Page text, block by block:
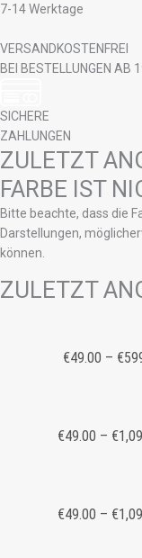
7-14 Werktage
VERSANDKOSTENFREI
BEI BESTELLUNGEN AB
SICHERE
ZAHLUNGEN
ZULETZT
FARBE IST
Bitte beachte, dass die
Darstellungen,
können.
ZULETZT
€49.00 – €
€49.00 – €
€49.00 – €